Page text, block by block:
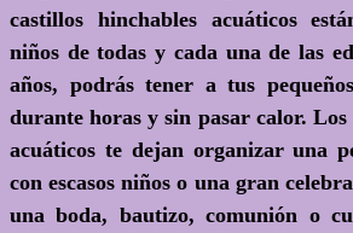
castillos hinchables acuáticos
niños de todas y cada una de las
años, podrás tener a tus
durante horas y sin pasar calor. Los
acuáticos te dejan organizar una
con escasos niños o una gran
una boda, bautizo, comunión o